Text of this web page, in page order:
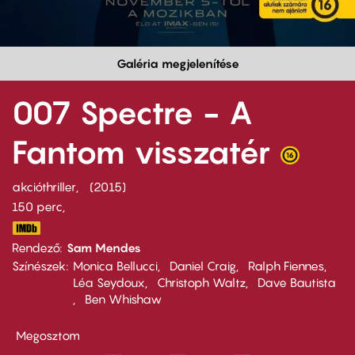
Galéria megjelenítése
007 Spectre - A
Fantom visszatér
akcióthriller
2015
150 perc,
Rendező Sam Mendes
Színészek
Monica Bellucci Daniel Craig
Ralph Fiennes
Léa Seydoux
Christoph Waltz
Dave Bautista
Ben Whishaw
Megosztom